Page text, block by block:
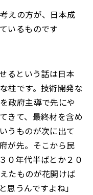
えの方が、日本成
いるものです
るという話は日本
柱です。技術開発な
政府主導で先にや
きて、最終材を含め
うものが次に出て
が先。そこから民
０年代半ばとか２０
たものが花開けば
思うんですよね」